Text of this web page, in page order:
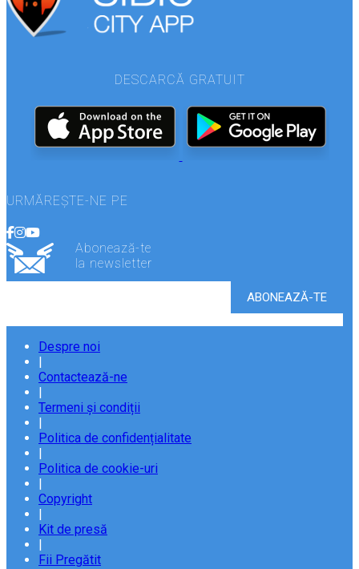
DESCARCĂ GRATUIT
URMĂREȘTE-NE PE
Abonează-te
la newsletter
Despre noi
|
Contactează-ne
|
Termeni și condiții
|
Politica de confidențialitate
|
Politica de cookie-uri
|
Copyright
|
Kit de presă
|
Fii Pregătit